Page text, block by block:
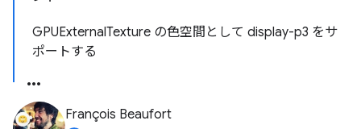
GPUExternalTexture の色空間として display-p3 をサ
ポートする
François Beaufort